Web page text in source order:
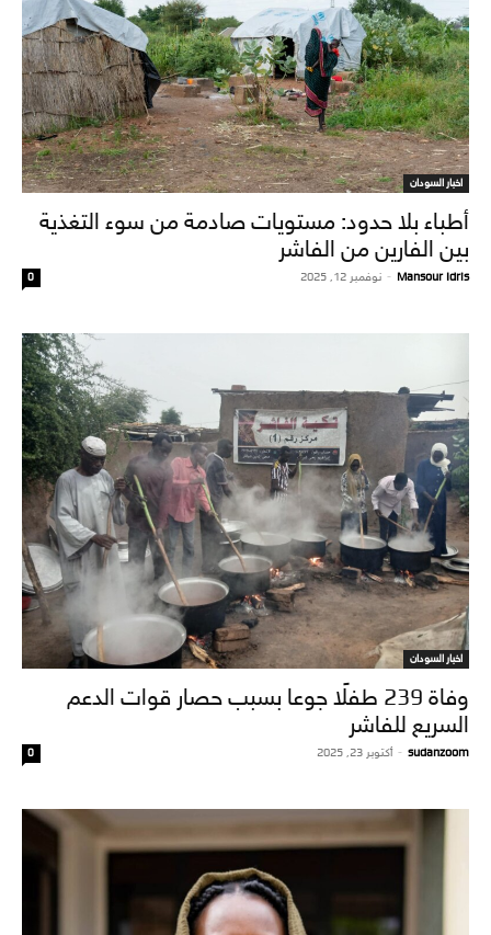
اخبار السودان
أطباء بلا حدود: مستويات صادمة من سوء التغذية
بين الفارين من الفاشر
Mansour Idris
- نوفمبر 12, 2025 0
اخبار السودان
وفاة 239 طفلًا جوعا بسبب حصار قوات الدعم
السريع للفاشر
sudanzoom
- أكتوبر 23, 2025 0